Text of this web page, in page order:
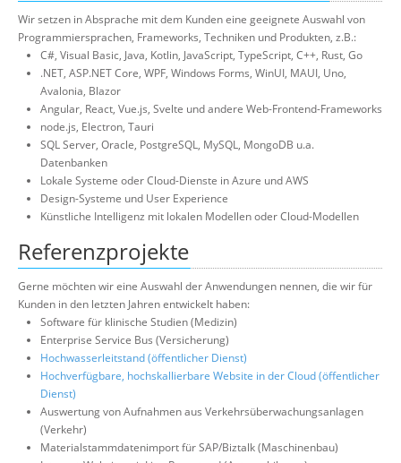
Wir setzen in Absprache mit dem Kunden eine geeignete Auswahl von
Programmiersprachen, Frameworks, Techniken und Produkten, z.B.:
C#, Visual Basic, Java, Kotlin, JavaScript, TypeScript, C++, Rust, Go
.NET, ASP.NET Core, WPF, Windows Forms, WinUI, MAUI, Uno,
Avalonia, Blazor
Angular, React, Vue.js, Svelte und andere Web-Frontend-Frameworks
node.js, Electron, Tauri
SQL Server, Oracle, PostgreSQL, MySQL, MongoDB u.a.
Datenbanken
Lokale Systeme oder Cloud-Dienste in Azure und AWS
Design-Systeme und User Experience
Künstliche Intelligenz mit lokalen Modellen oder Cloud-Modellen
Referenzprojekte
Gerne möchten wir eine Auswahl der Anwendungen nennen, die wir für
Kunden in den letzten Jahren entwickelt haben:
Software für klinische Studien (Medizin)
Enterprise Service Bus (Versicherung)
Hochwasserleitstand (öffentlicher Dienst)
Hochverfügbare, hochskallierbare Website in der Cloud (öffentlicher
Dienst)
Auswertung von Aufnahmen aus Verkehrsüberwachungsanlagen
(Verkehr)
Materialstammdatenimport für SAP/Biztalk (Maschinenbau)